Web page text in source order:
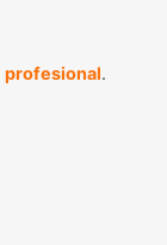
profesional.